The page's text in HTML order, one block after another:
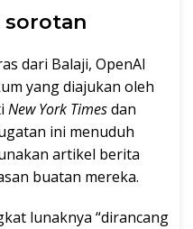
sorotan
dari Balaji, OpenAI
yang diajukan oleh
New York Timesdan
ini menuduh
artikel berita
buatan mereka.
lunaknya “dirancang